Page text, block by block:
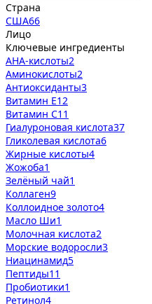
Страна
США66
Лицо
Ключевые ингредиенты
AHA-кислоты2
Аминокислоты2
Антиоксиданты3
Витамин Е12
Витамин С11
Гиалуроновая кислота37
Гликолевая кислота6
Жирные кислоты4
Жожоба1
Зелёный чай1
Коллаген9
Коллоидное золото4
Масло Ши1
Молочная кислота2
Морские водоросли3
Ниацинамид5
Пептиды11
Пробиотики1
Ретинол4